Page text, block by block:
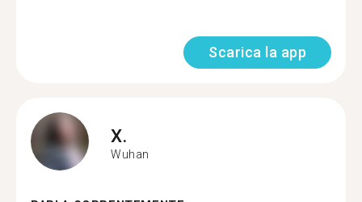
Scarica la app
X.
Wuhan